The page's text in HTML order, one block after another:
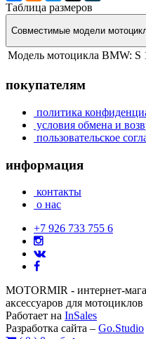
Таблица размеров
Совместимые модели
Модель мотоцикла BMW: S
покупателям
политика
условия обмена и
пользовательское
информация
контакты
о нас
+7 926 733 755 6
MOTORMIR - интернет-
аксессуаров для
Работает на InSales
Разработка сайта – Go.Studio